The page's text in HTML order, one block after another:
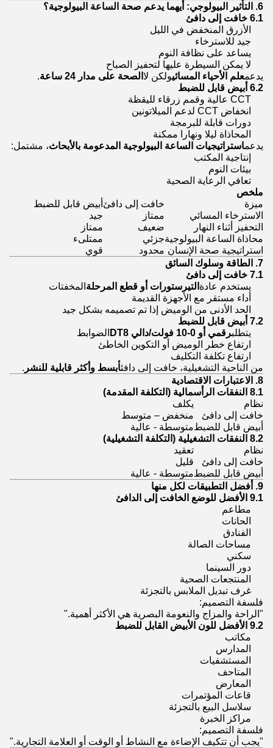
6. التأثير البيولوجي: أيهما يدعم صحة الساعة البيولوجية؟
6.1 خافت إلى دافئ
الأزرق المنخفض في الليل
جيد للاسترخاء
يساعد على نظافة النوم
لا يمكن السيطرة عليها لتحفيز الصباح
يدعمعلم الأحياء المسائيولكن لا الصحة على مدار 24 ساعة
.
6.2 أبيض قابل للضبط
CCT عالية وقمم زرقاء لليقظة
انخفاض CCT لدعم الميلاتونين
دورات قابلة للبرمجة
المحاذاة ليلا ونهارا ممكنة
يدعماستراتيجيات الساعة البيولوجية المدعومة بالأبحاث، مشتمل:
إنتاجية المكتب
بيئات النوم
تعافي الرعاية الصحية
ملخص
ميزة
خافت إلى دافئ أبيض قابل للضبط
الاسترخاء المسائي
ممتاز
جيد
التحفيز أثناء النهار
ضعيف
ممتاز
محاذاة الساعة البيولوجيةجزئي
ممتلىء
استراتيجية صحة الإنسان محدود
قوي
7. الطاقة وسلوك السائق
7.1 خافت إلى دافئ
يستخدم عادة التيرستورات أو قطع المرحلة المخفتات
أداء مستقر مع الأجهزة القديمة
الحد الأدنى من الوميض إذا تم تصميمه بشكل جيد
7.2 أبيض قابل للضبط
يتطلبرقمي أو 0-10 فولت/دالي DT8
الضوابط
ارتفاع خطر الوميض أو التكوين الخاطئ
ارتفاع تكلفة التكليف
من الناحية التشغيلية، خافت إلى دافئأبسط وأكثر قابلية للنشر .
8. الاعتبارات الاقتصادية
8.1 النفقات الرأسمالية (التكلفة المقدمة)
نظام
يكلف
خافت إلى دافئ
منخفض – متوسط
أبيض قابل للضبطمتوسطة - عالية
8.2 النفقات التشغيلية (التكلفة التشغيلية)
نظام
تعقيد
خافت إلى دافئ
قليل
أبيض قابل للضبطمتوسطة - عالية
9. أفضل التطبيقات لكل منها
9.1 الأفضل للوضع الخافت إلى الدافئ
مطاعم
الحانات
الفنادق
مساحات الصالة
سكني
دور السينما
المنتجعات الصحية
غرف تبديل الملابس بالتجزئة
فلسفة التصميم:
"الراحة والمزاج والنعومة البصرية هي الأكثر أهمية."
9.2 الأفضل للون الأبيض القابل للضبط
مكاتب
المدارس
المستشفيات
المتاحف
المعارض
قاعات المؤتمرات
سلاسل البيع بالتجزئة
مراكز الخبرة
فلسفة التصميم:
"يجب أن تتكيف الإضاءة مع النشاط أو الوقت أو العلامة التجارية."